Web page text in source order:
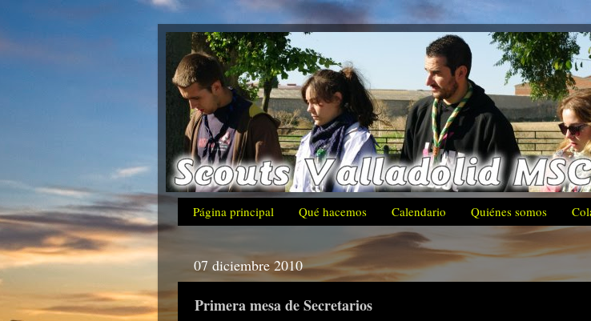
Página principal Qué hacemos Calendario Quiénes somos
07 diciembre 2010
Primera mesa de Secretarios